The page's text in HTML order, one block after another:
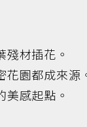
材插花。
園都成來源
感起點。